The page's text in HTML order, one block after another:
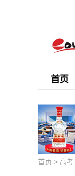
首页
首页 > 高考